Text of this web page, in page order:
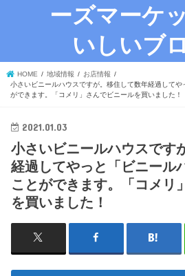
ーズマーケ
いしいブ
HOME 地域情報
お店情報
小さいビニールハウスですが。移住して数年経過して
ができます。「コメリ」さんでビニールを買いました！
2021.01.03
小さいビニールハウスです
経過してやっと「ビニール
ことができます。「コメリ
を買いました！